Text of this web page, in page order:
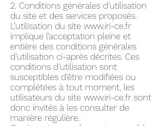
2. Conditions générales d’utilisation
du site et des services proposés.
L’utilisation du site www.iri-ce.fr
implique l’acceptation pleine et
entière des conditions générales
d’utilisation ci-après décrites. Ces
conditions d’utilisation sont
susceptibles d’être modifiées ou
complétées à tout moment, les
utilisateurs du site www.iri-ce.fr sont
donc invités à les consulter de
manière régulière.